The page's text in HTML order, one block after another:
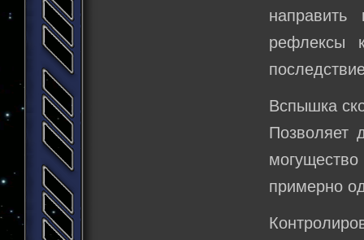
рефлексы
Вспышка
Позволяет
примерно